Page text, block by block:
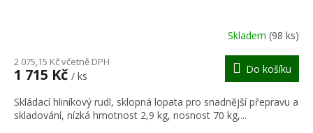
R
M
A
Skladem (98 ks)
2 075,15 Kč včetně DPH
1 715 Kč / ks
Do košíku
Skládací hliníkový rudl, sklopná lopata pro snadnější přepravu a
skladování, nízká hmotnost 2,9 kg, nosnost 70 kg,...